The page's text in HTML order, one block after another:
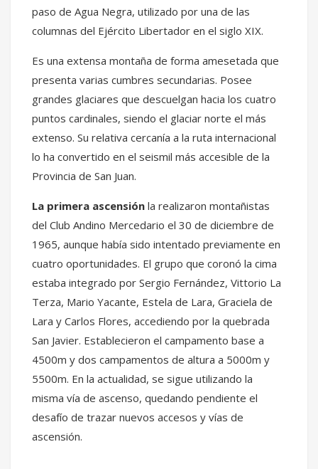
paso de Agua Negra, utilizado por una de las
columnas del Ejército Libertador en el siglo XIX.
Es una extensa montaña de forma amesetada que
presenta varias cumbres secundarias. Posee
grandes glaciares que descuelgan hacia los cuatro
puntos cardinales, siendo el glaciar norte el más
extenso. Su relativa cercanía a la ruta internacional
lo ha convertido en el seismil más accesible de la
Provincia de San Juan.
La primera ascensión la realizaron montañistas
del Club Andino Mercedario el 30 de diciembre de
1965, aunque había sido intentado previamente en
cuatro oportunidades. El grupo que coronó la cima
estaba integrado por Sergio Fernández, Vittorio La
Terza, Mario Yacante, Estela de Lara, Graciela de
Lara y Carlos Flores, accediendo por la quebrada
San Javier. Establecieron el campamento base a
4500m y dos campamentos de altura a 5000m y
5500m. En la actualidad, se sigue utilizando la
misma vía de ascenso, quedando pendiente el
desafío de trazar nuevos accesos y vías de
ascensión.